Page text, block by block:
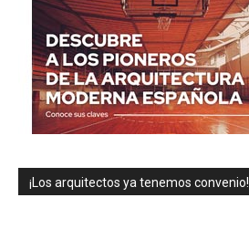
¡Los arquitectos ya tenemos convenio!